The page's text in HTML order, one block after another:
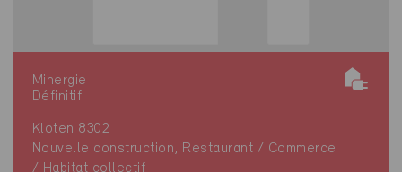
Minergie
Définitif
Kloten 8302
Nouvelle construction, Restaurant / Commerce
/ Habitat collectif